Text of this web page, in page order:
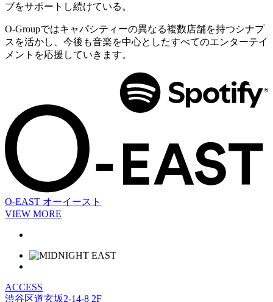
ブをサポートし続けている。
O-Groupではキャパシティーの異なる複数店舗を持つシナプ
スを活かし、今後も音楽を中心としたすべてのエンターテイ
メントを応援していきます。
O-EAST オーイースト
VIEW MORE
ACCESS
渋谷区道玄坂2-14-8 2F